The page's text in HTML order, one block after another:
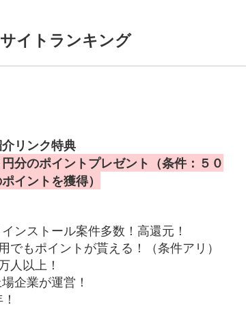
イトランキング
リンク特典
分のポイントプレゼント（条件：５０
イントを獲得）
ンストール案件多数！高還元！
でもポイントが貰える！（条件アリ）
人以上！
企業が運営！